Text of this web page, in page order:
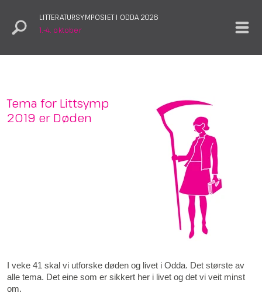
LITTERATURSYMPOSIET I ODDA 2026
1.–4. oktober
Tema for Littsymp
2019 er Døden
I veke 41 skal vi utforske døden og livet i Odda. Det største av
alle tema. Det eine som er sikkert her i livet og det vi veit minst
om.